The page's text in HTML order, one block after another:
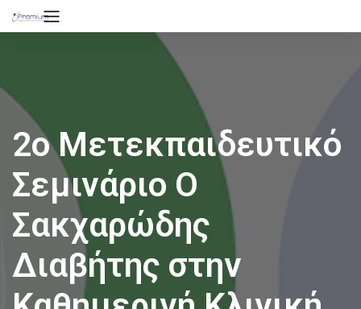
2ο Μετεκπαιδευτικό
Σεμινάριο Ο
Σακχαρώδης
Διαβήτης στην